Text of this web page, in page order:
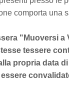
comporta una
"Muoversi a
tessere
propria data